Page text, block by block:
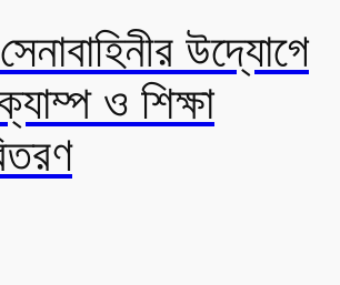
সেনাবাহিনীর উদ্যোগে
ও শিক্ষা